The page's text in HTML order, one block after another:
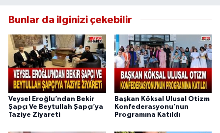
Bunlar da ilginizi çekebilir
Veysel Eroğlu’ndan Bekir
Şapçı Ve Beytullah Şapçı’ya
Taziye Ziyareti
Başkan Köksal Ulusal Otizm
Konfederasyonu’nun
Programına Katıldı